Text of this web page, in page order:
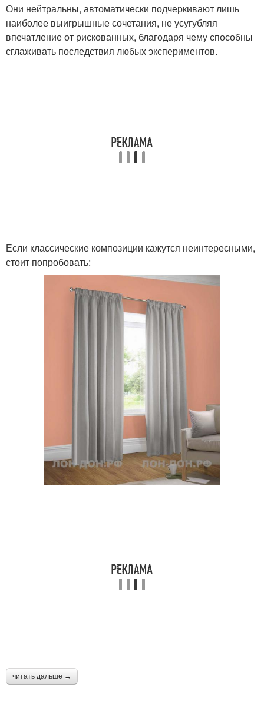
Они нейтральны, автоматически подчеркивают лишь
наиболее выигрышные сочетания, не усугубляя
впечатление от рискованных, благодаря чему способны
сглаживать последствия любых экспериментов.
Если классические композиции кажутся неинтересными,
стоит попробовать:
читать дальше →